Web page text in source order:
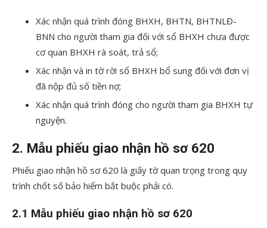
Xác nhận quá trình đóng BHXH, BHTN, BHTNLĐ-
BNN cho người tham gia đối với sổ BHXH chưa được
cơ quan BHXH rà soát, trả sổ;
Xác nhận và in tờ rời sổ BHXH bổ sung đối với đơn vị
đã nộp đủ số tiền nợ;
Xác nhận quá trình đóng cho người tham gia BHXH tự
nguyện.
2. Mẫu phiếu giao nhận hồ sơ 620
Phiếu giao nhận hồ sơ 620 là giấy tờ quan trọng trong quy
trình chốt số bảo hiểm bắt buộc phải có.
2.1 Mẫu phiếu giao nhận hồ sơ 620